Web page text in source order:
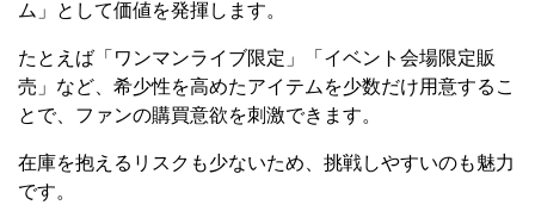
ム」として価値を発揮します。
たとえば「ワンマンライブ限定」「イベント会場限定販
売」など、希少性を高めたアイテムを少数だけ用意するこ
とで、ファンの購買意欲を刺激できます。
在庫を抱えるリスクも少ないため、挑戦しやすいのも魅力
です。